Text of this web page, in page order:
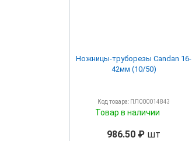
Ножницы-труборезы Candan 16-
42мм (10/50)
Код товара: ПЛ000014843
Товар в наличии
986.50 ₽ шт